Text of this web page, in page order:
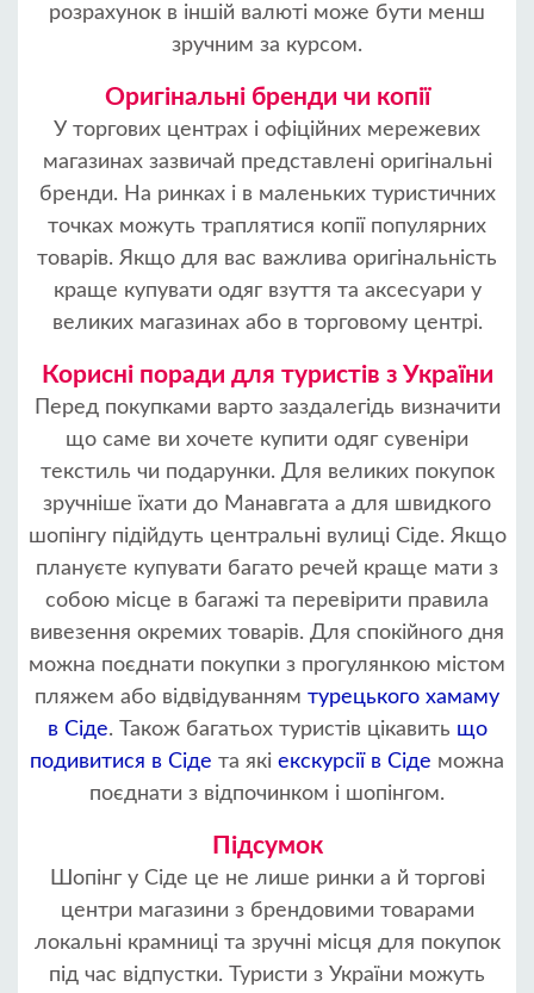
розрахунок в іншій валюті може бути менш
зручним за курсом.
Оригінальні бренди чи копії
У торгових центрах і офіційних мережевих
магазинах зазвичай представлені оригінальні
бренди. На ринках і в маленьких туристичних
точках можуть траплятися копії популярних
товарів. Якщо для вас важлива оригінальність
краще купувати одяг взуття та аксесуари у
великих магазинах або в торговому центрі.
Корисні поради для туристів з України
Перед покупками варто заздалегідь визначити
що саме ви хочете купити одяг сувеніри
текстиль чи подарунки. Для великих покупок
зручніше їхати до Манавгата а для швидкого
шопінгу підійдуть центральні вулиці Сіде. Якщо
плануєте купувати багато речей краще мати з
собою місце в багажі та перевірити правила
вивезення окремих товарів. Для спокійного дня
можна поєднати покупки з прогулянкою містом
пляжем або відвідуванням турецького хамаму
в Сіде. Також багатьох туристів цікавить що
подивитися в Сіде та які екскурсії в Сіде можна
поєднати з відпочинком і шопінгом.
Підсумок
Шопінг у Сіде це не лише ринки а й торгові
центри магазини з брендовими товарами
локальні крамниці та зручні місця для покупок
під час відпустки. Туристи з України можуть